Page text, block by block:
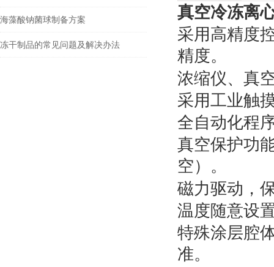
海藻酸钠菌球制备方案
冻干制品的常见问题及解决办法
真空冷冻离
采用高精度
精度。
浓缩仪、真
采用工业触
全自动化程
真空保护功
空）。
磁力驱动，
温度随意设
特殊涂层腔
准。